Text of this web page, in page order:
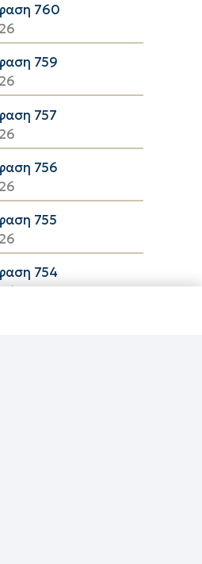
760
759
757
756
755
754